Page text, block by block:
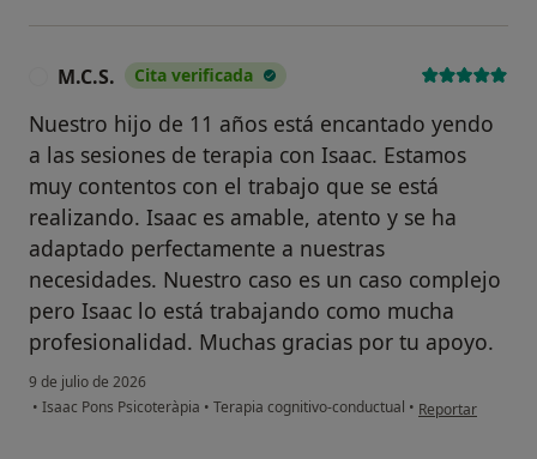
M.C.S. Cita verificada
Nuestro hijo de 11 años está encantado yendo
a las sesiones de terapia con Isaac. Estamos
muy contentos con el trabajo que se está
realizando. Isaac es amable, atento y se ha
adaptado perfectamente a nuestras
necesidades. Nuestro caso es un caso complejo
pero Isaac lo está trabajando como mucha
profesionalidad. Muchas gracias por tu apoyo.
9 de julio de 2026
• Isaac Pons Psicoteràpia • Terapia cognitivo-conductual • en opinión del
Reportar